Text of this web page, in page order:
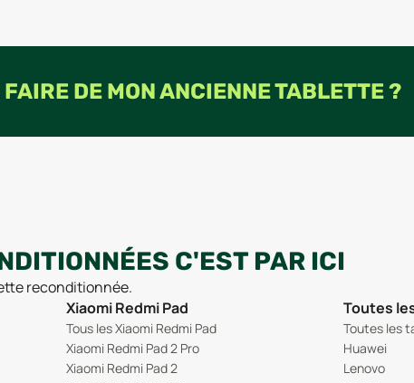
FAIRE DE MON ANCIENNE TABLETTE ?
C'EST PAR ICI
reconditionnée.
Xiaomi Redmi Pad
Tous les Xiaomi Redmi Pad
Xiaomi Redmi Pad 2 Pro
Xiaomi Redmi Pad 2
Toutes
Toutes les
Huawei
Lenovo